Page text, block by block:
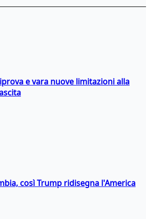
e vara nuove limitazioni alla
così Trump ridisegna l'America